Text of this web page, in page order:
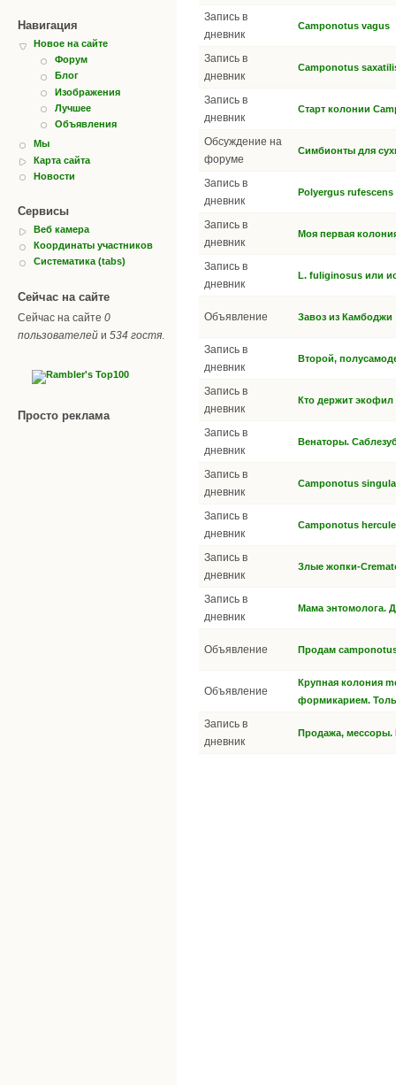
Навигация
Новое на сайте
Форум
Блог
Изображения
Лучшее
Объявления
Мы
Карта сайта
Новости
Сервисы
Веб камера
Координаты участников
Систематика (tabs)
Сейчас на сайте
Сейчас на сайте 0
пользователей и 534 гостя.
Просто реклама
Запись в
дневник
Camponotus vagus
Запись в
дневник
Camponotus
Запись в
дневник
Старт колонии
Обсуждение на
форуме
Симбионты для
Запись в
дневник
Polyergus
Запись в
дневник
Моя первая
Запись в
дневник
L. fuliginosus или
Объявление Завоз из Камбоджи
Запись в
дневник
Второй,
Запись в
дневник
Кто держит экофил
Запись в
дневник
Венаторы.
Запись в
дневник
Camponotus
Запись в
дневник
Camponotus
Запись в
дневник
Злые жопки-
Запись в
дневник
Мама энтомолога.
Объявление Продам
Объявление
Крупная колония
формикарием.
Запись в
дневник
Продажа, мессоры.